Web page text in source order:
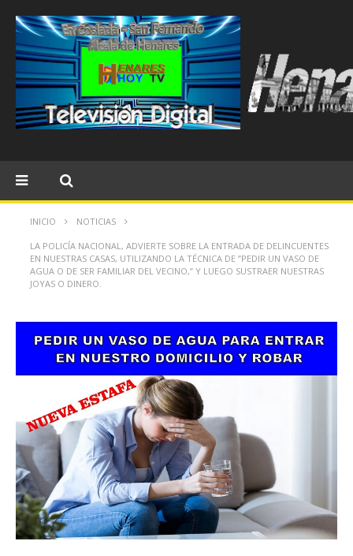
INICIO NOTICIAS
LA POLICÍA NACIONAL, ADVIERTE SOBRE LA ENTRADA DE DELINCUENTES
EN NUESTRAS CASAS, UTILIZANDO LA TÉCNICA DE ”PEDIR UN VASO DE
AGUA O DE SER FAMILIAR DEL VECINO,” Y LUEGO SUSTRAER NUESTRAS
JOYAS O DINERO.